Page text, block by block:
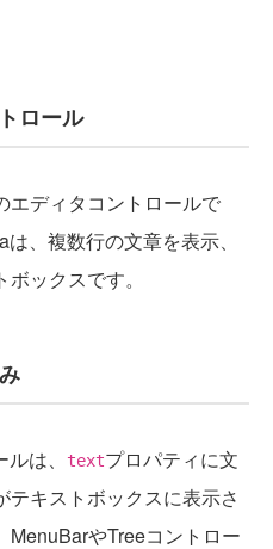
ロール
エディタコントロールで
、複数行の文章を表示、
ックスです。
は、 textプロパティに文
キストボックスに表示さ
やTreeコントロー